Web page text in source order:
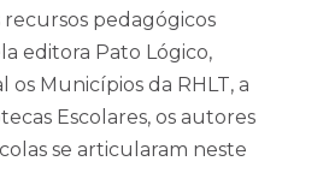
pedagógicos
editora Pato Lógico,
os Municípios da RHLT, a
Escolares, os autores
se articularam neste